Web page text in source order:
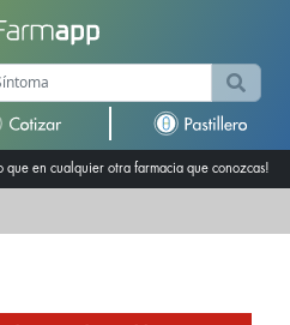
que en cualquier otra farmacia que conozcas!